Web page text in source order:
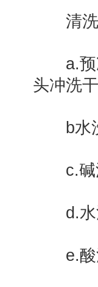
清洗
a.预冲
头冲洗
b水洗
c.碱洗
d.水
e.酸